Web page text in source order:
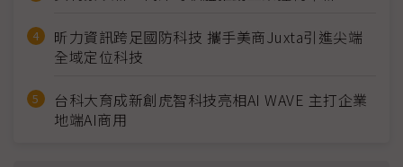
昕力資訊跨足國防科技 攜手美商Juxta引進尖端
全域定位科技
台科大育成新創虎智科技亮相AI WAVE 主打企業
地端AI商用